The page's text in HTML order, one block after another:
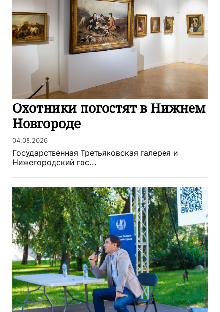
Охотники погостят в Нижнем
Новгороде
04.08.2026
Государственная Третьяковская галерея и
Нижегородский гос...